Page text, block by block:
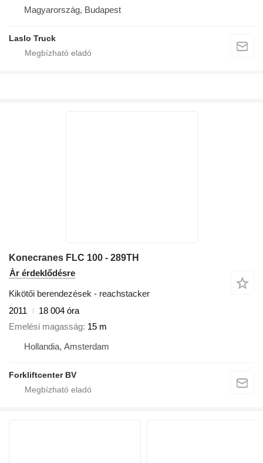
Magyarország, Budapest
Laslo Truck
Konecranes FLC 100 - 289TH
Ár érdeklődésre
Kikötői berendezések - reachstacker
2011
18 004 óra
Emelési magasság 15 m
Hollandia, Amsterdam
Forkliftcenter BV